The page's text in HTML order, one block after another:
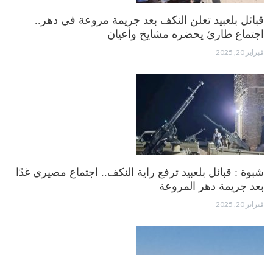
قبائل بلعبيد تعلن النكف بعد جريمة مروعة في دهر..
اجتماع طارئ يحضره مشايخ وأعيان
فبراير 20, 2025
شبوة : قبائل بلعبيد ترفع راية النكف.. اجتماع مصيري غدًا
بعد جريمة دهر المروعة
فبراير 20, 2025